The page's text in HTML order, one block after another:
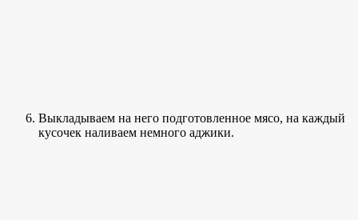
Выкладываем на него подготовленное мясо, на каждый
кусочек наливаем немного аджики.